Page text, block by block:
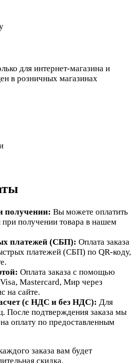
для интернет-магазина и
в розничных магазинах
получении: Вы можете оплатить
при получении товара в нашем
платежей (СБП): Оплата заказа
платежей (СБП) по QR-коду,
Оплата заказа с помощью
Mastercard, Мир через
на сайте.
(с НДС и без НДС): Для
После подтверждения заказа мы
оплату по предоставленным
заказа вам будет
скидка.